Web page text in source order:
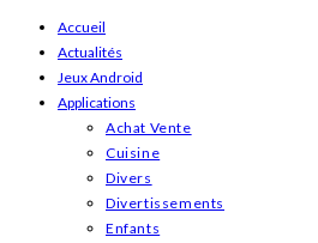
Skip
content
Accueil
Actualités
Jeux Android
Applications
Achat Vente
Cuisine
Divers
Divertissements
Enfants